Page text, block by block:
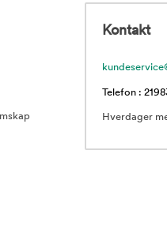
Kontakt
Telefon :
Hverdager